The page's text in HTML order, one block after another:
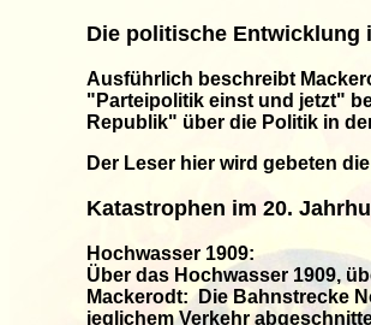
Die politische Entwicklung
Ausführlich beschreibt
"Parteipolitik einst und jetzt"
Republik" über die Politik in
Der Leser hier wird gebeten
Katastrophen im 20.
Hochwasser 1909:
Über das Hochwasser 1909,
Mackerodt: Die Bahnstrecke
jeglichem Verkehr